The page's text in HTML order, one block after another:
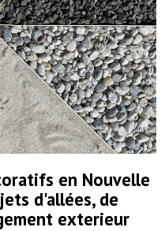
en Nouvelle
d'allées, de
exterieur